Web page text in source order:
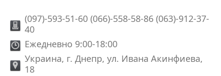
(097)-593-51-60 (066)-558-58-86 (063)-912-37-
40
Ежедневно 9:00-18:00
Украина, г. Днепр, ул. Ивана Акинфиева,
18